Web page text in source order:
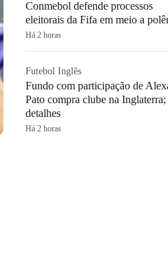
Conmebol defende processos
eleitorais da Fifa em meio a
Há 2 horas
Futebol Inglês
Fundo com participação de
Pato compra clube na Inglaterra;
detalhes
Há 2 horas